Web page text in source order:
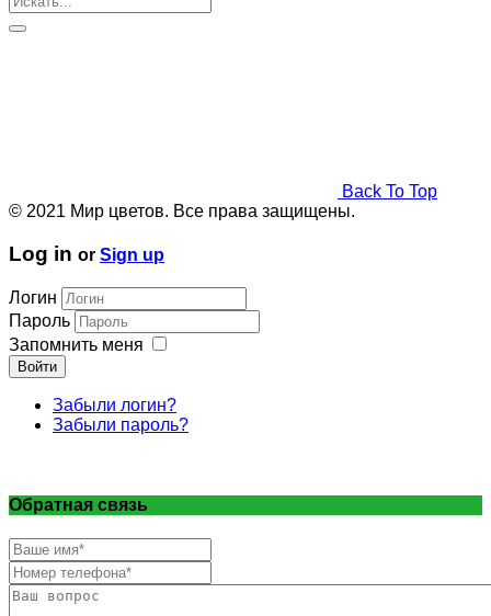
Back To Top
© 2021 Мир цветов. Все права защищены.
Log in or Sign up
Логин
Пароль
Запомнить меня
Войти
Забыли логин?
Забыли пароль?
Обратная связь